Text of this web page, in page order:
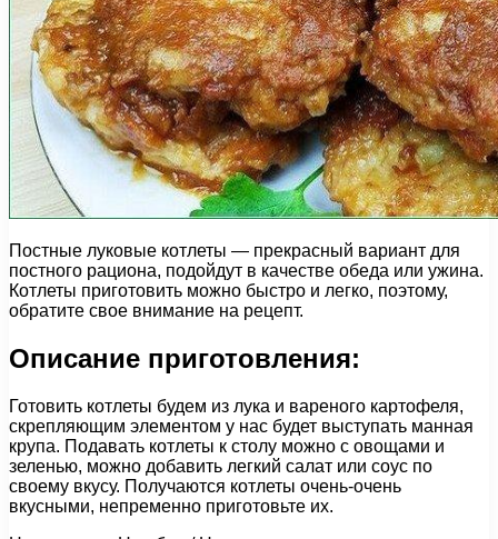
Постные луковые котлеты — прекрасный вариант для
постного рациона, подойдут в качестве обеда или ужина.
Котлеты приготовить можно быстро и легко, поэтому,
обратите свое внимание на рецепт.
Описание приготовления:
Готовить котлеты будем из лука и вареного картофеля,
скрепляющим элементом у нас будет выступать манная
крупа. Подавать котлеты к столу можно с овощами и
зеленью, можно добавить легкий салат или соус по
своему вкусу. Получаются котлеты очень-очень
вкусными, непременно приготовьте их.